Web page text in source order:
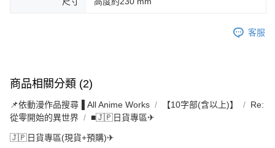
客服
商品相關分類 (2)
📌依動漫作品搜尋▐ All Anime Works 【10字部(含以上)】
Re:
從零開始的異世界
■🇯🇵日貨專區✈
🇯🇵日貨專區(現貨+預購)✈